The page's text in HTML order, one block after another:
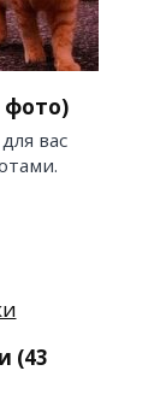
фото)
вас
(43